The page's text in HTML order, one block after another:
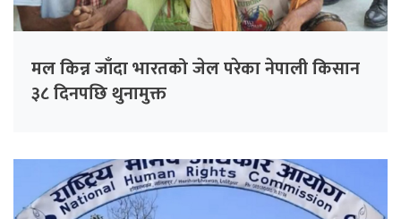
मल किन्न जाँदा भारतको जेल परेका नेपाली किसान
३८ दिनपछि थुनामुक्त